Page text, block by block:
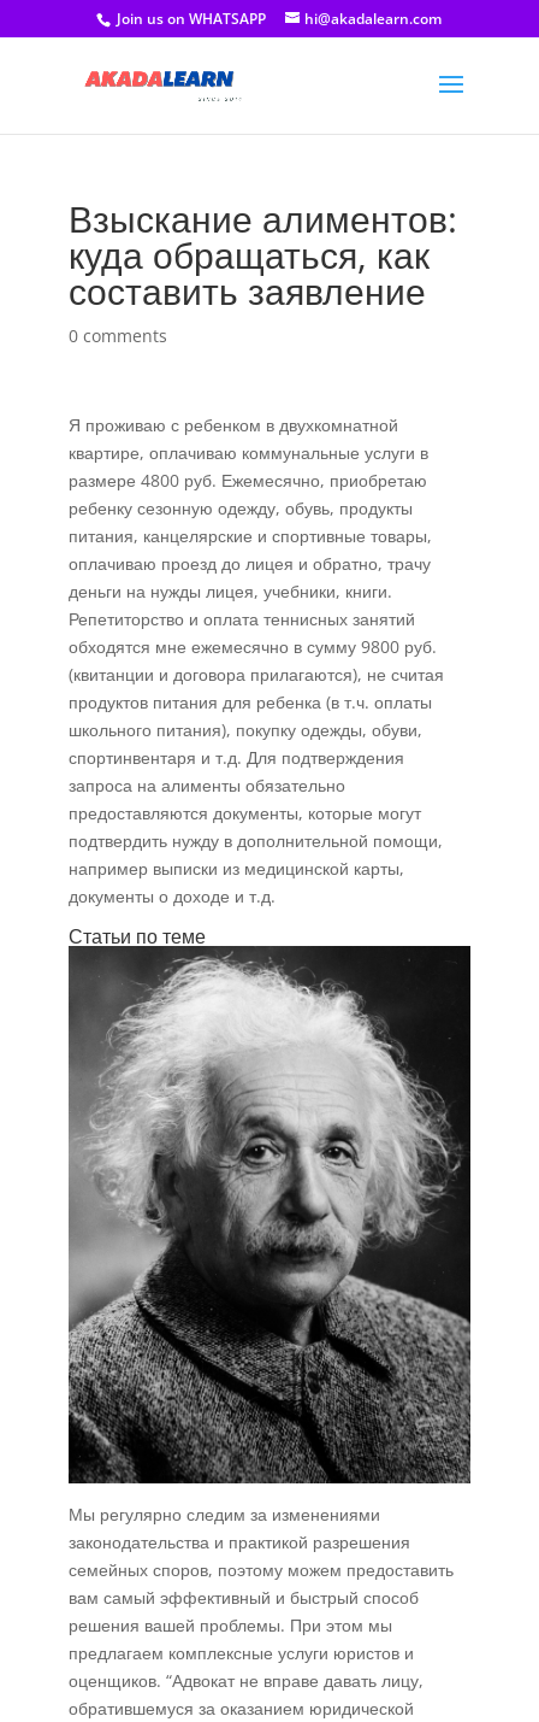
Join us on WHATSAPP hi@akadalearn.com
Взыскание алиментов:
куда обращаться, как
составить заявление
0 comments
Я проживаю с ребенком в двухкомнатной
квартире, оплачиваю коммунальные услуги в
размере 4800 руб. Ежемесячно, приобретаю
ребенку сезонную одежду, обувь, продукты
питания, канцелярские и спортивные товары,
оплачиваю проезд до лицея и обратно, трачу
деньги на нужды лицея, учебники, книги.
Репетиторство и оплата теннисных занятий
обходятся мне ежемесячно в сумму 9800 руб.
(квитанции и договора прилагаются), не считая
продуктов питания для ребенка (в т.ч. оплаты
школьного питания), покупку одежды, обуви,
спортинвентаря и т.д. Для подтверждения
запроса на алименты обязательно
предоставляются документы, которые могут
подтвердить нужду в дополнительной помощи,
например выписки из медицинской карты,
документы о доходе и т.д.
Статьи по теме
Мы регулярно следим за изменениями
законодательства и практикой разрешения
семейных споров, поэтому можем предоставить
вам самый эффективный и быстрый способ
решения вашей проблемы. При этом мы
предлагаем комплексные услуги юристов и
оценщиков. “Адвокат не вправе давать лицу,
обратившемуся за оказанием юридической